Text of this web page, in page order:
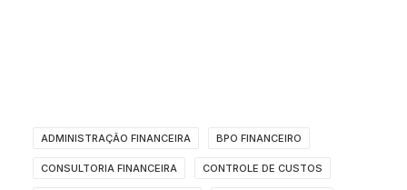
ADMINISTRAÇÃO FINANCEIRA BPO FINANCEIRO
CONSULTORIA FINANCEIRA CONTROLE DE CUSTOS